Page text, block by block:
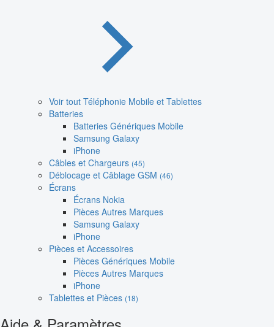
Voir tout Téléphonie Mobile et Tablettes
Batteries
Batteries Génériques Mobile
Samsung Galaxy
iPhone
Câbles et Chargeurs (45)
Déblocage et Câblage GSM (46)
Écrans
Écrans Nokia
Pièces Autres Marques
Samsung Galaxy
iPhone
Pièces et Accessoires
Pièces Génériques Mobile
Pièces Autres Marques
iPhone
Tablettes et Pièces (18)